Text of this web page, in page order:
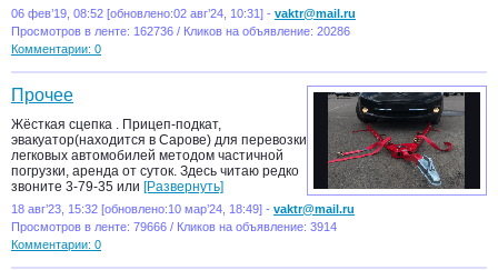
06 фев’19, 08:52 [обновлено:02 авг’24, 10:31] - vaktr@mail.ru
Просмотров в ленте: 162736 / Кликов на объявление: 20286
Комментарии: 0
Прочее
Жёсткая сцепка . Прицеп-подкат,
эвакуатор(находится в Сарове) для перевозки
легковых автомобилей методом частичной
погрузки, аренда от суток. Здесь читаю редко
звоните 3-79-35 или [Развернуть]
18 авг’23, 15:32 [обновлено:10 мар’24, 18:49] - vaktr@mail.ru
Просмотров в ленте: 79666 / Кликов на объявление: 3914
Комментарии: 0